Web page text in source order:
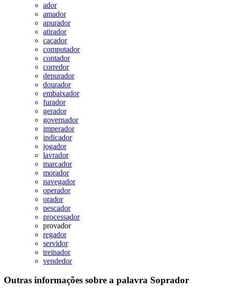
ador
amador
apurador
atirador
caçador
computador
contador
corredor
depurador
dourador
embaixador
furador
gerador
governador
imperador
indicador
jogador
lavrador
marcador
morador
navegador
operador
orador
pescador
processador
provador
regador
servidor
treinador
vendedor
Outras informações sobre a palavra Soprador